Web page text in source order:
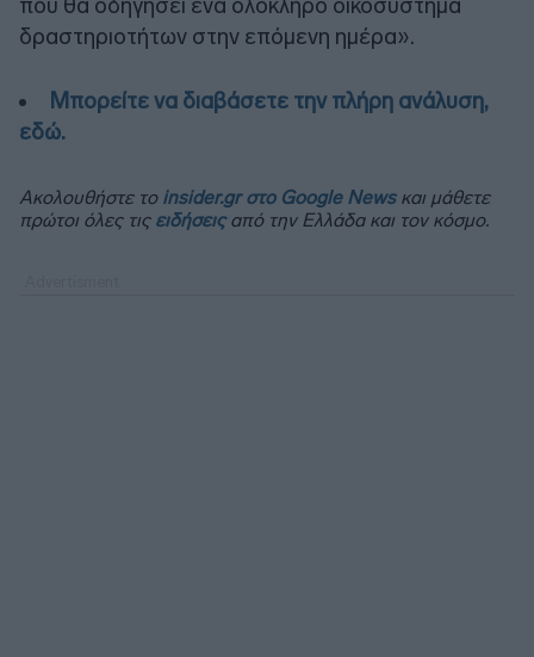
δραστηριοτήτων στην επόμενη ημέρα».
Μπορείτε να διαβάσετε την πλήρη ανάλυση,
εδώ.
Ακολουθήστε το insider.gr στο Google Newsκαι μάθετε
πρώτοι όλες τις ειδήσειςαπό την Ελλάδα και τον κόσμο.